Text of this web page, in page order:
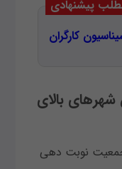
پیشنهادی
کارگران
شهرهای بالای
20 هزار نفر جمعیت نوبت دهی